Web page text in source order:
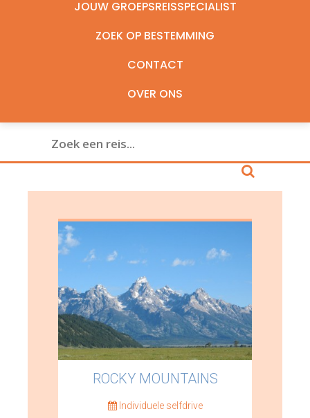
JOUW GROEPSREISSPECIALIST
ZOEK OP BESTEMMING
CONTACT
OVER ONS
ROCKY MOUNTAINS
Individuele selfdrive